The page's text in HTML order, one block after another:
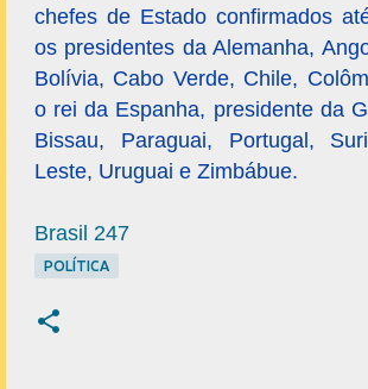
chefes de Estado confirmados
os presidentes da Alemanha,
Bolívia, Cabo Verde, Chile,
o rei da Espanha, presidente da
Bissau, Paraguai, Portugal,
Leste, Uruguai e Zimbábue.
Brasil 247
POLÍTICA